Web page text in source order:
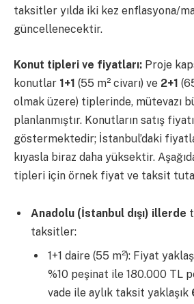
taksitler yılda iki kez enflasyona/
güncellenecektir.
Konut tipleri ve fiyatları: Proje
konutlar 1+1 (55 m² civarı) ve 2+1
olmak üzere) tiplerinde, mütevazı
planlanmıştır. Konutların satış
göstermektedir; İstanbul’daki
kıyasla biraz daha yüksektir.
tipleri için örnek fiyat ve taksit
Anadolu (İstanbul dışı) illerde
taksitler:
1+1 daire (55 m²): Fiyat
%10 peşinat ile 180.000 TL
vade ile aylık taksit yaklaşık